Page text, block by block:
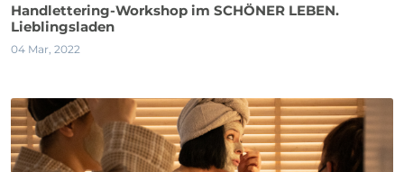
Handlettering-Workshop im SCHÖNER LEBEN.
Lieblingsladen
04 Mar, 2022